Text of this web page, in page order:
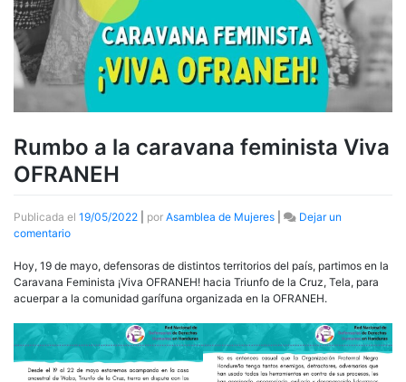
Rumbo a la caravana feminista Viva
OFRANEH
Publicada el 19/05/2022 por Asamblea de Mujeres
Dejar un
comentarioen
a
la
caravana
Viva
OFRANEH
Hoy, 19 de mayo, defensoras de distintos territorios del país, partimos en la
Caravana Feminista ¡Viva OFRANEH! hacia Triunfo de la Cruz, Tela, para
acuerpar a la comunidad garífuna organizada en la OFRANEH.